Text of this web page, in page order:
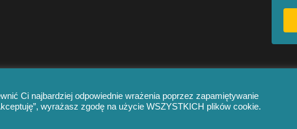
Ci najbardziej odpowiednie wrażenia poprzez zapamiętywanie
wyrażasz zgodę na użycie WSZYSTKICH plików cookie.